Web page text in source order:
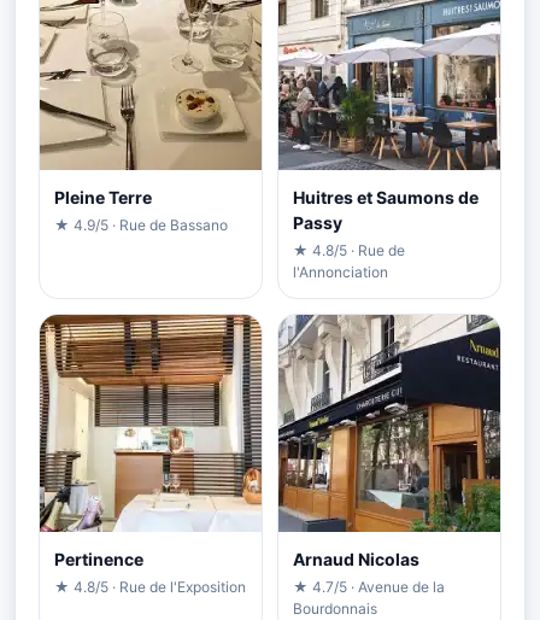
Pleine Terre
★ 4.9/5 · Rue de Bassano
Huitres et Saumons de
Passy
★ 4.8/5 · Rue de
l'Annonciation
Pertinence
★ 4.8/5 · Rue de l'Exposition
Arnaud Nicolas
★ 4.7/5 · Avenue de la
Bourdonnais